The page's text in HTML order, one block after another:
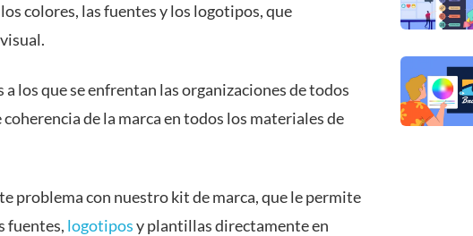
colores, las fuentes y los logotipos, que
los que se enfrentan las organizaciones de todos
de la marca en todos los materiales de
problema con nuestro kit de marca, que le permite
fuentes, logotiposy plantillas directamente en